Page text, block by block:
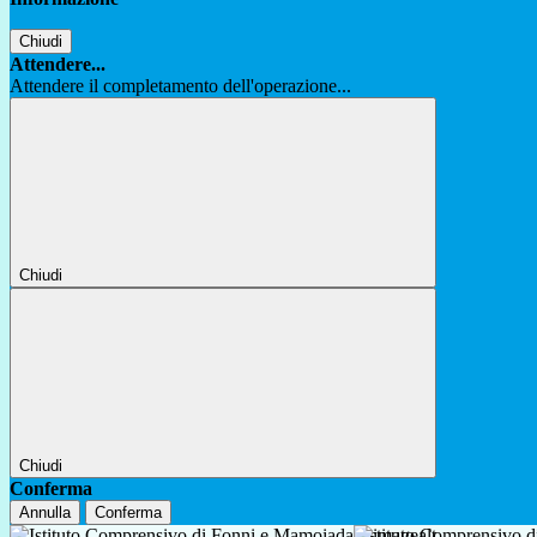
Chiudi
Attendere...
Attendere il completamento dell'operazione...
Chiudi
Chiudi
Conferma
Annulla Conferma